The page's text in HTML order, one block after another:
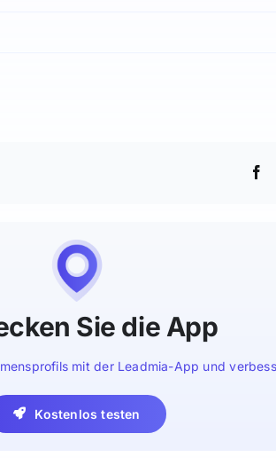
Sie die App
mit der Leadmia-App und
Kostenlos testen